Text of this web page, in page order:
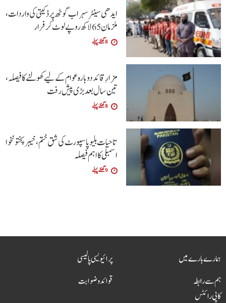
ایدھی سینٹر سہراب گوٹھ پر ڈکیتی کی واردات،
ملزمان 65 لاکھ روپے لوٹ کر فرار
8 گھنٹے پہلے
مزارِ قائد دوبارہ عوام کے لیے کھولنے کا فیصلہ،
تین سال بعد بڑی پیش رفت
8 گھنٹے پہلے
تاحیات بلیو پاسپورٹ کی شق ختم، خیبر پختونخوا
اسمبلی کا اہم فیصلہ
9 گھنٹے پہلے
ہمارے بارے میں
ہم سے رابطہ
پرائیویسی پالیسی
قوائد و ضوابت
کاپی رائٹس